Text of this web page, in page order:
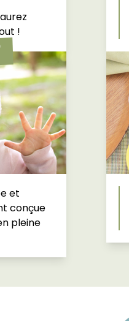
!
et
conçue
pleine